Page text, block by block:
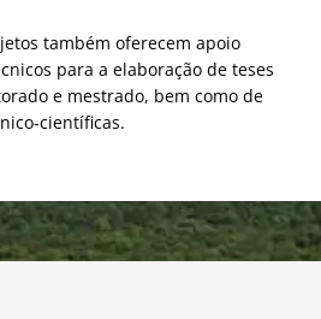
também oferecem apoio
para a elaboração de teses
e mestrado, bem como de
científicas.